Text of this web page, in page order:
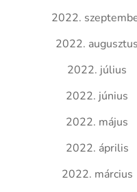
2022.
2022. augusztus
2022. július
2022. június
2022. május
2022. április
2022. március